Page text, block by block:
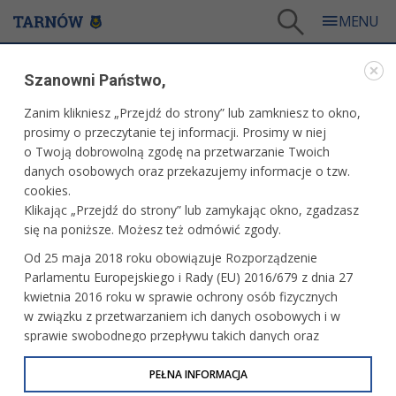
APETYT NA WSPÓŁPRACĘ - WYSTAWA
26.06.2023, 11:45
Przypominamy, że dalej, w Multimedialnym Centrum
Artystycznym przy ul. Wałowej 25, oglądać można
multimedialną wystawę związaną z miastami partnerskimi
Tarnowa „Apetyt na współpracę”.
Szanowni Państwo,
Zanim klikniesz „Przejdź do strony” lub zamkniesz to okno,
prosimy o przeczytanie tej informacji. Prosimy w niej
o Twoją dobrowolną zgodę na przetwarzanie Twoich
danych osobowych oraz przekazujemy informacje o tzw.
cookies.
Klikając „Przejdź do strony” lub zamykając okno, zgadzasz
się na poniższe. Możesz też odmówić zgody.
Od 25 maja 2018 roku obowiązuje Rozporządzenie
Parlamentu Europejskiego i Rady (EU) 2016/679 z dnia 27
kwietnia 2016 roku w sprawie ochrony osób fizycznych
w związku z przetwarzaniem ich danych osobowych i w
sprawie swobodnego przepływu takich danych oraz
uchylenia dyrektywy 95/46/WE (określane jako RODO, GDPR
lub Ogólne Rozporządzenie o Ochronie Danych
PEŁNA INFORMACJA